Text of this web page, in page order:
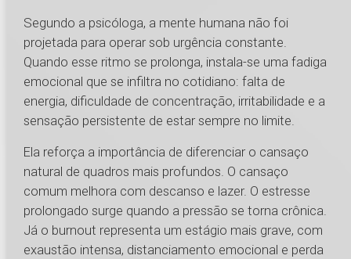
Segundo a psicóloga, a mente humana não foi
projetada para operar sob urgência constante.
Quando esse ritmo se prolonga, instala-se uma fadiga
emocional que se infiltra no cotidiano: falta de
energia, dificuldade de concentração, irritabilidade e a
sensação persistente de estar sempre no limite.
Ela reforça a importância de diferenciar o cansaço
natural de quadros mais profundos. O cansaço
comum melhora com descanso e lazer. O estresse
prolongado surge quando a pressão se torna crônica.
Já o burnout representa um estágio mais grave, com
exaustão intensa, distanciamento emocional e perda